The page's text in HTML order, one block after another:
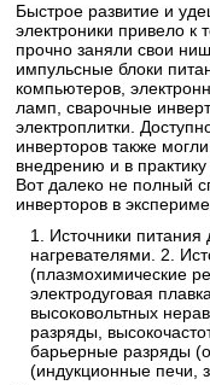
Быстрое развитие и
электроники привело к
прочно заняли свои
импульсные блоки
компьютеров,
ламп, сварочные
электроплитки.
инверторов также
внедрению и в
Вот далеко не полный
инверторов в
1. Источники
нагревателями. 2.
(плазмохимические
электродуговая
высоковольтных
разряды,
барьерные разряды
(индукционные печи,